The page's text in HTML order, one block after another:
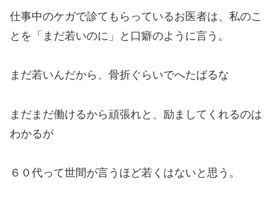
仕事中のケガで診てもらっているお医者は、私のこ
とを「まだ若いのに」と口癖のように言う。
まだ若いんだから、骨折ぐらいでへたばるな
まだまだ働けるから頑張れと、励ましてくれるのは
わかるが
６０代って世間が言うほど若くはないと思う。